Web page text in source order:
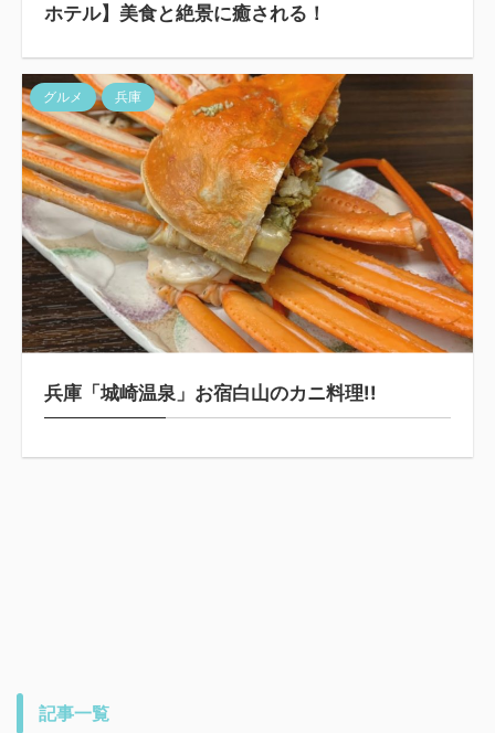
ホテル】美食と絶景に癒される！
グルメ 兵庫
兵庫「城崎温泉」お宿白山のカニ料理!!
記事一覧